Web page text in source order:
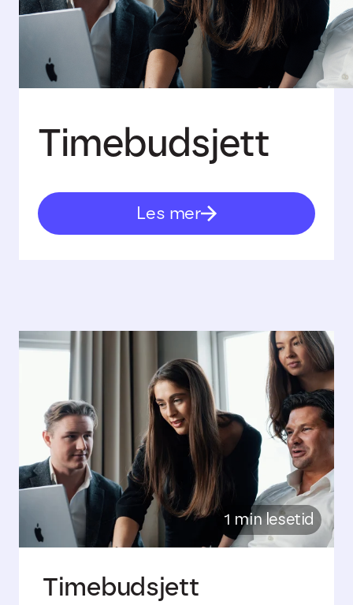
Timebudsjett
Les mer
1 min lesetid
Timebudsjett